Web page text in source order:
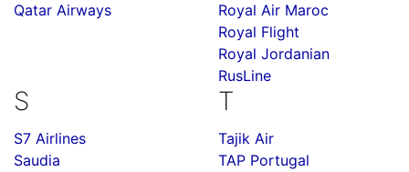
Qatar Airways
Royal Air Maroc
Royal Flight
Royal Jordanian
RusLine
S
S7 Airlines
Saudia
T
Tajik Air
TAP Portugal